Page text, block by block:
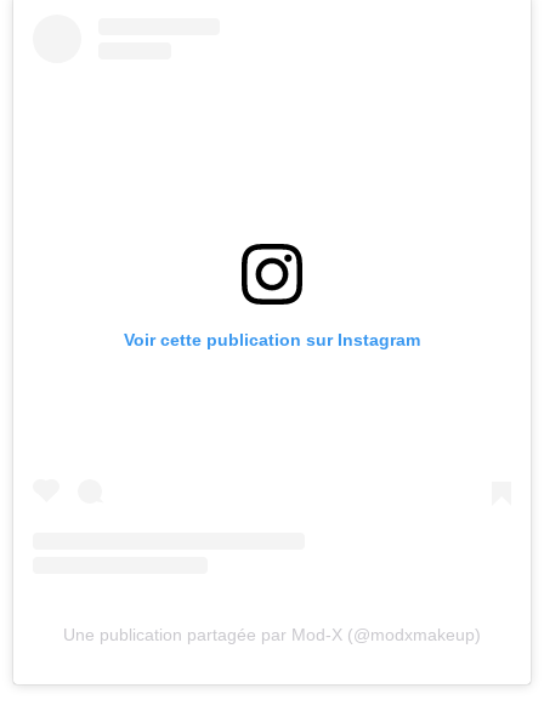
Voir cette publication sur Instagram
Une publication partagée par Mod-X (@modxmakeup)